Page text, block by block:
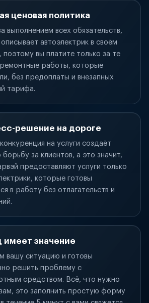
ценовая политика
выполнением всех обязательств,
автоэлектрик в своём
вы платите только за те
ремонтные работы, которые
без предоплаты и внезапных
тарифа.
решение на дороге
на услуги создаёт
борьбу за клиентов, а это значит,
предоставляют услуги только
которые готовы
в работу без отлагательств и
имеет значение
вашу ситуацию и готовы
решить проблему с
средством. Всё, что нужно
это заполнить простую форму